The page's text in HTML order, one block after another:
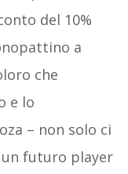
del 10%
a
che
e lo
– non solo ci
futuro player